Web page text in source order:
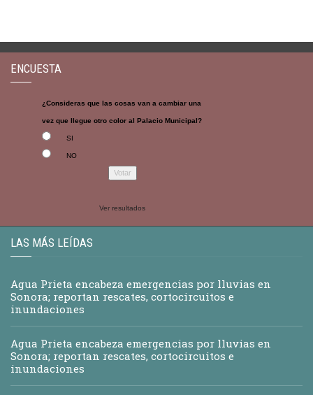
ENCUESTA
¿Consideras que las cosas van a cambiar una
vez que llegue otro color al Palacio Municipal?
SI
NO
Ver resultados
LAS MÁS LEÍDAS
Agua Prieta encabeza emergencias por lluvias en
Sonora; reportan rescates, cortocircuitos e
inundaciones
Agua Prieta encabeza emergencias por lluvias en
Sonora; reportan rescates, cortocircuitos e
inundaciones